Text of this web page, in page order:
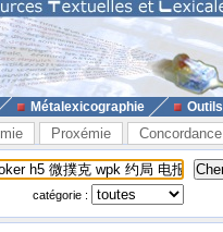
Métalexicographie Outils
Proxémie Concordance
catégorie :